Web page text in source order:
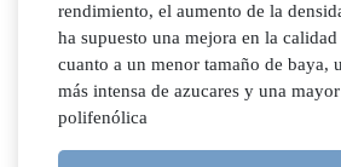
rendimiento, el aumento de la
ha supuesto una mejora en la
cuanto a un menor tamaño de baya,
más intensa de azucares y una
polifenólica